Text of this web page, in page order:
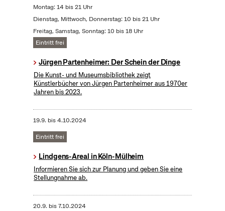
Montag: 14 bis 21 Uhr
Dienstag, Mittwoch, Donnerstag: 10 bis 21 Uhr
Freitag, Samstag, Sonntag: 10 bis 18 Uhr
Eintritt frei
Jürgen Partenheimer: Der Schein der Dinge
Die Kunst- und Museumsbibliothek zeigt
Künstlerbücher von Jürgen Partenheimer aus 1970er
Jahren bis 2023.
19.9. bis4.10.2024
Eintritt frei
Lindgens-Areal in Köln-Mülheim
Informieren Sie sich zur Planung und geben Sie eine
Stellungnahme ab.
20.9. bis7.10.2024